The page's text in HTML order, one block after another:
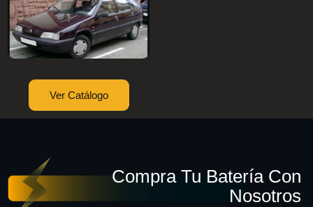
Ver Catálogo
Compra Tu Batería Con
Nosotros